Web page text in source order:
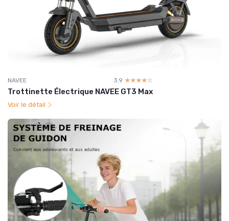
NAVEE 3.9 ☆☆☆☆☆
★★★★★
Trottinette Électrique NAVEE GT3 Max
Voir le détail